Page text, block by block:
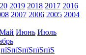
2019 2018 2017 2016
2007 2006 2005 2004
Июнь Июль
пїЅпїЅпїЅпїЅпїЅ